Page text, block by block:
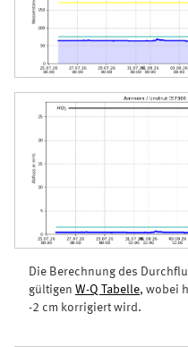
Die Berechnung des
gültigen W-Q Tabelle, wobei
-2 cm korrigiert wird.